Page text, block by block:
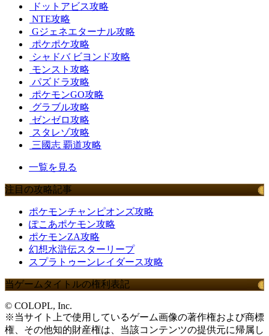
ドットアビス攻略
NTE攻略
Gジェネエターナル攻略
ポケポケ攻略
シャドバ ビヨンド攻略
モンスト攻略
パズドラ攻略
ポケモンGO攻略
グラブル攻略
ゼンゼロ攻略
スタレゾ攻略
三國志 覇道攻略
一覧を見る
注目の攻略記事
ポケモンチャンピオンズ攻略
ぽこあポケモン攻略
ポケモンZA攻略
幻想水滸伝スターリープ
スプラトゥーンレイダース攻略
当ゲームタイトルの権利表記
© COLOPL, Inc.
※当サイト上で使用しているゲーム画像の著作権および商標
権、その他知的財産権は、当該コンテンツの提供元に帰属し